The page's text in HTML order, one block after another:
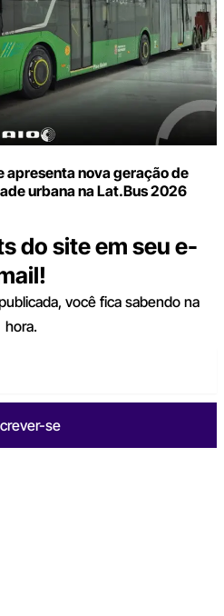
apresenta nova geração de
urbana na Lat.Bus 2026
do site em seu e-
você fica sabendo na
hora.
se